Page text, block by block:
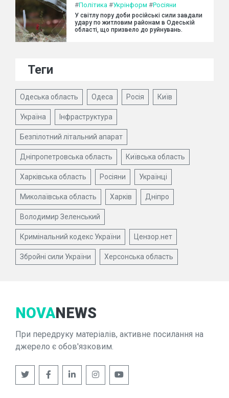
#Політика #Укрінформ #Росіяни
У світлу пору доби російські сили завдали
удару по житловим районам в Одеській
області, що призвело до руйнувань.
Теги
Одеська область Одеса Росія Київ
Україна Інфраструктура
Безпілотний літальний апарат
Дніпропетровська область Київська область
Харківська область Росіяни Українці
Миколаївська область Харків Дніпро
Володимир Зеленський
Кримінальний кодекс України Цензор.нет
Збройні сили України Херсонська область
NOVANEWS
При передруку матеріалів, активне посилання на
джерело є обов'язковим.